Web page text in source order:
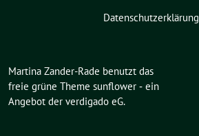
Datenschutzerklärung
Martina Zander-Rade benutzt das
freie grüne Theme sunflower ‐ ein
Angebot der verdigado eG.